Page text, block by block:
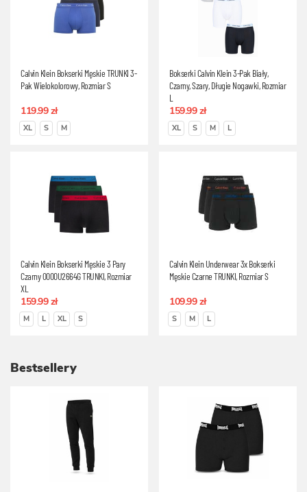
Calvin Klein Bokserki Męskie TRUNKI 3-
Pak Wielokolorowy, Rozmiar S
119.99 zł
XL S M
Bokserki Calvin Klein 3-Pak Biały,
Czarny, Szary, Długie Nogawki, Rozmiar
L
159.99 zł
XL S M L
Calvin Klein Bokserki Męskie 3 Pary
Czarny 0000U2664G TRUNKI, Rozmiar
XL
159.99 zł
M L XL S
Calvin Klein Underwear 3x Bokserki
Męskie Czarne TRUNKI, Rozmiar S
109.99 zł
S M L
Bestsellery